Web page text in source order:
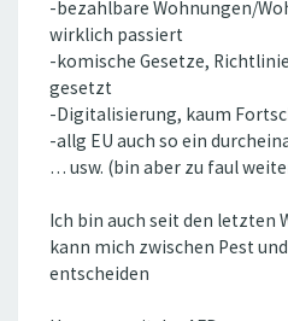
-bezahlbare Wohnungen/
wirklich passiert
-komische Gesetze,
gesetzt
-Digitalisierung, kaum
-allg EU auch so ein
… usw. (bin aber zu faul
Ich bin auch seit den letzten
kann mich zwischen Pest
entscheiden